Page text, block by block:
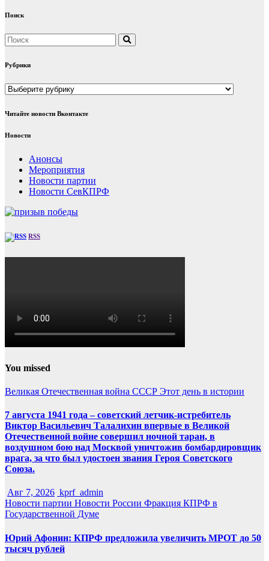
Поиск
Рубрики
Рубрики
Читайте новости Вконтакте
Новости
Анонсы
Мероприятия
Новости партии
Новости СевКПРФ
RSS
You missed
Великая Отечественная война СССР Этот день в истории
7 августа 1941 года – советский летчик-истребитель
Виктор Васильевич Талалихин впервые в Великой
Отечественной войне совершил ночной таран, в
воздушном бою над Москвой уничтожив бомбардировщик
врага, за что был удостоен звания Героя Советского
Союза.
Авг 7, 2026 kprf_admin
Новости партии Новости России Фракция КПРФ в
Государственной Думе
Юрий Афонин: КПРФ предложила увеличить МРОТ до 50
тысяч рублей